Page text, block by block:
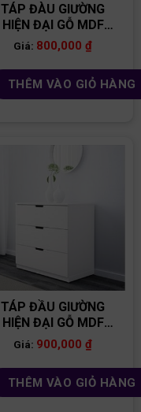
TÁP ĐÀU GIƯỜNG
HIỆN ĐẠI GỖ MDF
TĐG07
Giá: 800,000₫
THÊM VÀO GIỎ HÀNG
TÁP ĐẦU GIƯỜNG
HIỆN ĐẠI GỖ MDF
TĐG01
Giá: 900,000₫
THÊM VÀO GIỎ HÀNG